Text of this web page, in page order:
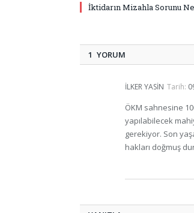
İktidarın Mizahla Sorunu Ne
1 YORUM
İLKER YASIN Tarih:
ÖKM sahnesine
yapılabilecek
gerekiyor. Son
hakları doğmuş